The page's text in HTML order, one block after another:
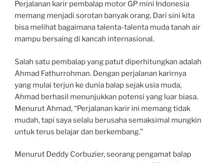
Perjalanan karir pembalap motor GP mini Indonesia
memang menjadi sorotan banyak orang. Dari sini kita
bisa melihat bagaimana talenta-talenta muda tanah air
mampu bersaing di kancah internasional.
Salah satu pembalap yang patut diperhitungkan adalah
Ahmad Fathurrohman. Dengan perjalanan karirnya
yang mulai terjun ke dunia balap sejak usia muda,
Ahmad berhasil menunjukkan potensi yang luar biasa.
Menurut Ahmad, “Perjalanan karir ini memang tidak
mudah, tapi saya selalu berusaha semaksimal mungkin
untuk terus belajar dan berkembang.”
Menurut Deddy Corbuzier, seorang pengamat balap